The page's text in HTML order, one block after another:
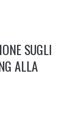
SUGLI
ALLA